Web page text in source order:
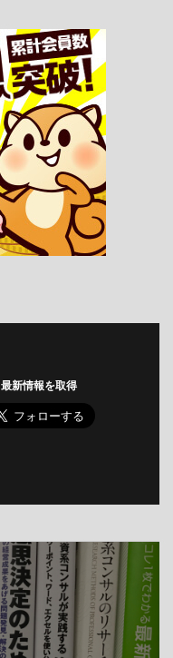
最新情報を取得